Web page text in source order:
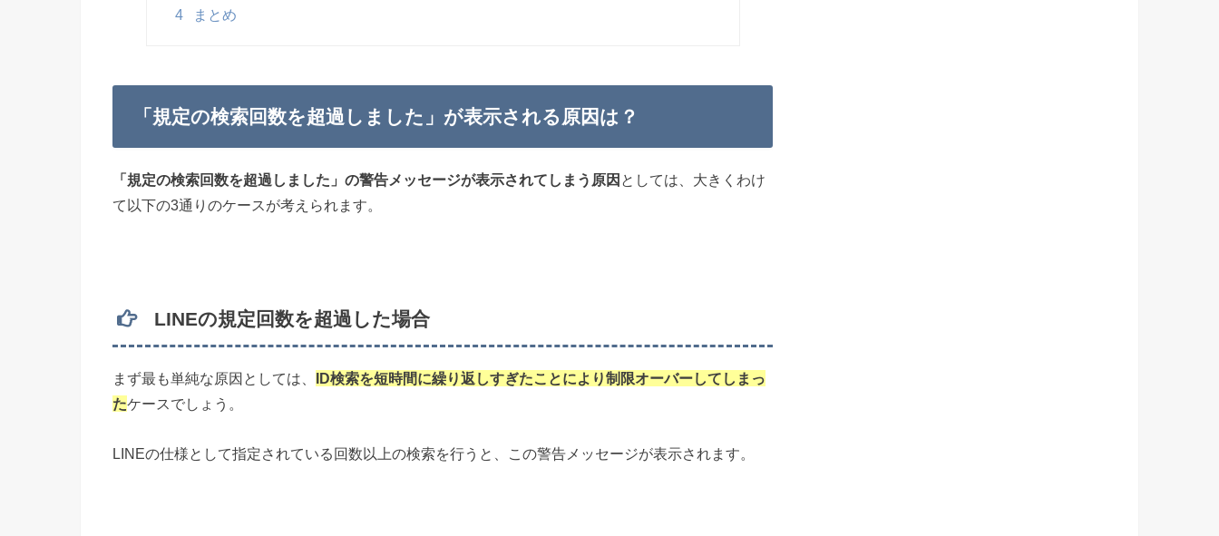
4 まとめ
「規定の検索回数を超過しました」が表示される原因は？
「規定の検索回数を超過しました」の警告メッセージが表示されてしまう原因 としては、大きくわけ
て以下の3通りのケースが考えられます。
LINEの規定回数を超過した場合
まず最も単純な原因としては、
ID検索を短時間に繰り返しすぎたことにより制限オーバーしてしまっ
たケースでしょう。
LINEの仕様として指定されている回数以上の検索を行うと、この警告メッセージが表示されます。